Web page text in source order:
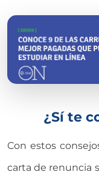
¿Sí te
Con estos
carta de renuncia